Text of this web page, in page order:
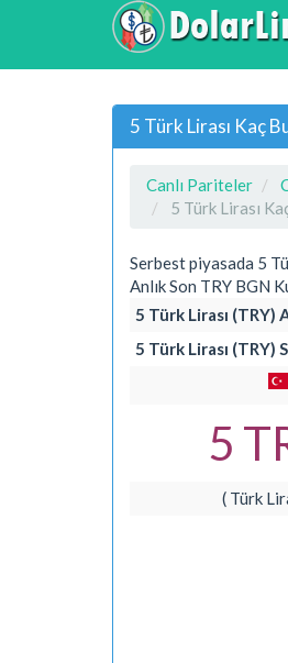
5 Türk Lirası Kaç
Canlı Pariteler
5 Türk Lirası
Serbest piyasada 5
Anlık Son TRY BGN
5 Türk Lirası (TRY)
5 Türk Lirası (TRY)
5
( Türk